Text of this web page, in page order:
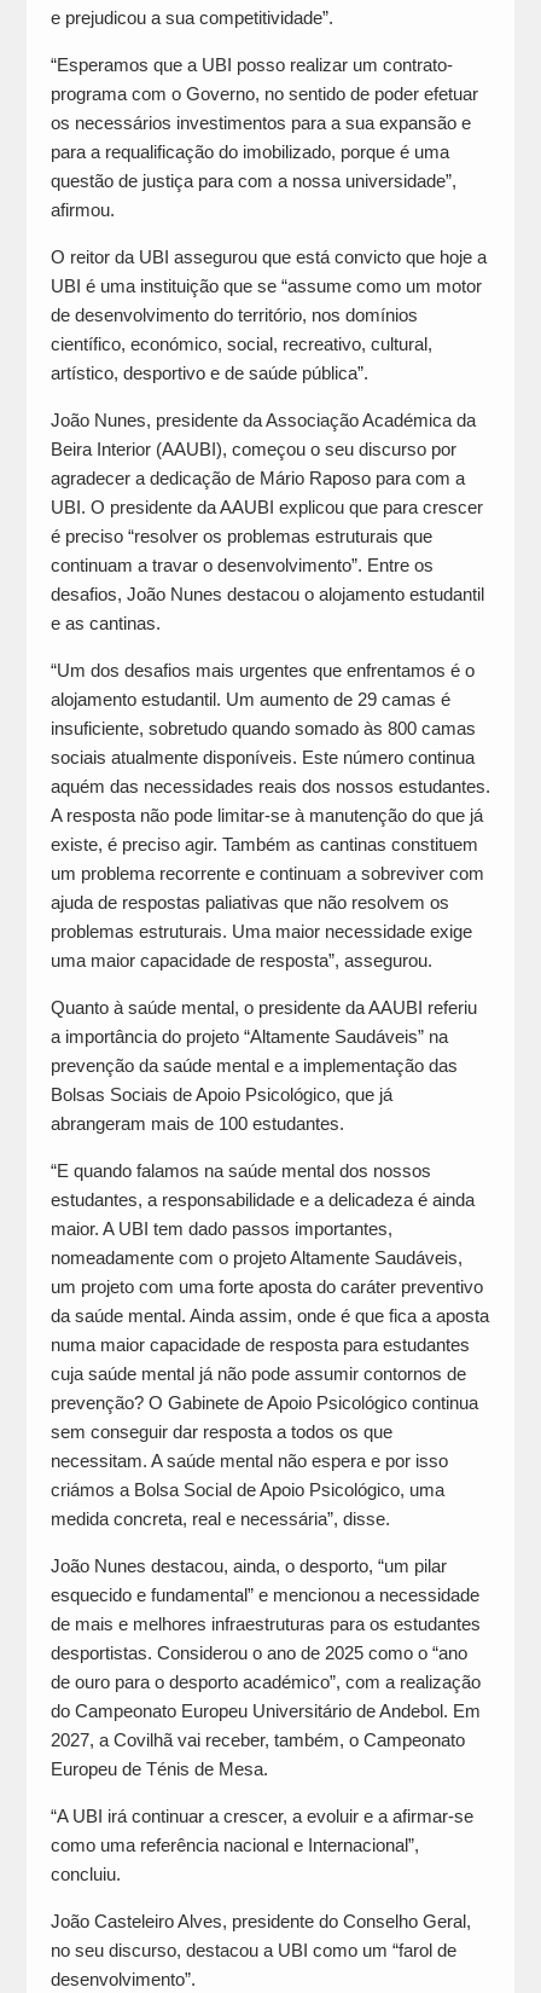
e prejudicou a sua competitividade”.
“Esperamos que a UBI posso realizar um contrato-
programa com o Governo, no sentido de poder efetuar
os necessários investimentos para a sua expansão e
para a requalificação do imobilizado, porque é uma
questão de justiça para com a nossa universidade”,
afirmou.
O reitor da UBI assegurou que está convicto que hoje a
UBI é uma instituição que se “assume como um motor
de desenvolvimento do território, nos domínios
científico, económico, social, recreativo, cultural,
artístico, desportivo e de saúde pública”.
João Nunes, presidente da Associação Académica da
Beira Interior (AAUBI), começou o seu discurso por
agradecer a dedicação de Mário Raposo para com a
UBI. O presidente da AAUBI explicou que para crescer
é preciso “resolver os problemas estruturais que
continuam a travar o desenvolvimento”. Entre os
desafios, João Nunes destacou o alojamento estudantil
e as cantinas.
“Um dos desafios mais urgentes que enfrentamos é o
alojamento estudantil. Um aumento de 29 camas é
insuficiente, sobretudo quando somado às 800 camas
sociais atualmente disponíveis. Este número continua
aquém das necessidades reais dos nossos estudantes.
A resposta não pode limitar-se à manutenção do que já
existe, é preciso agir. Também as cantinas constituem
um problema recorrente e continuam a sobreviver com
ajuda de respostas paliativas que não resolvem os
problemas estruturais. Uma maior necessidade exige
uma maior capacidade de resposta”, assegurou.
Quanto à saúde mental, o presidente da AAUBI referiu
a importância do projeto “Altamente Saudáveis” na
prevenção da saúde mental e a implementação das
Bolsas Sociais de Apoio Psicológico, que já
abrangeram mais de 100 estudantes.
“E quando falamos na saúde mental dos nossos
estudantes, a responsabilidade e a delicadeza é ainda
maior. A UBI tem dado passos importantes,
nomeadamente com o projeto Altamente Saudáveis,
um projeto com uma forte aposta do caráter preventivo
da saúde mental. Ainda assim, onde é que fica a aposta
numa maior capacidade de resposta para estudantes
cuja saúde mental já não pode assumir contornos de
prevenção? O Gabinete de Apoio Psicológico continua
sem conseguir dar resposta a todos os que
necessitam. A saúde mental não espera e por isso
criámos a Bolsa Social de Apoio Psicológico, uma
medida concreta, real e necessária”, disse.
João Nunes destacou, ainda, o desporto, “um pilar
esquecido e fundamental” e mencionou a necessidade
de mais e melhores infraestruturas para os estudantes
desportistas. Considerou o ano de 2025 como o “ano
de ouro para o desporto académico”, com a realização
do Campeonato Europeu Universitário de Andebol. Em
2027, a Covilhã vai receber, também, o Campeonato
Europeu de Ténis de Mesa.
“A UBI irá continuar a crescer, a evoluir e a afirmar-se
como uma referência nacional e Internacional”,
concluiu.
João Casteleiro Alves, presidente do Conselho Geral,
no seu discurso, destacou a UBI como um “farol de
desenvolvimento”.